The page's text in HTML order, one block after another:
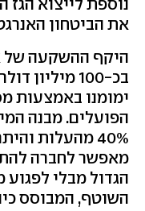
את הביטחון
היקף ההשקעה של
הפועלים. מבנה
40% מהעלות
מאפשר לחברה
הגדול מבלי
השוטף, המבוסס